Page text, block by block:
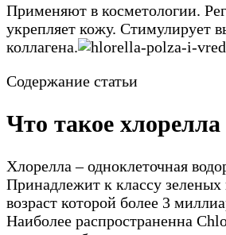
Применяют в косметологии.
укрепляет кожу. Стимулирует
коллагена.
Содержание статьи
Что такое хлорелла
Хлорелла – одноклеточная
Принадлежит к классу зеленых
возраст которой более 3
Наиболее распространенна